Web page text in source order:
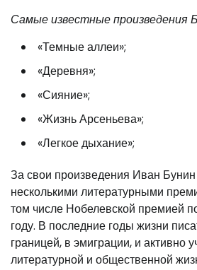
Самые известные произведения
«Темные аллеи»;
«Деревня»;
«Сияние»;
«Жизнь Арсеньева»;
«Легкое дыхание»;
За свои произведения Иван
несколькими литературными
том числе Нобелевской премией
году. В последние годы жизни
границей, в эмиграции, и активно
литературной и общественной